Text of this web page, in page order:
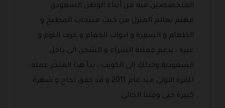
المتخصصين فيه من أبناء الوطن السعودي
مهتم بعالم المنزل من حيث منتجات المطبخ و
الطعام و السفرة و ادوات الحمام و غرف النوم و
غيره ، يدعم عملية الشراء و الشحن الى داخل
السعودية وكذلك إلى الكويت ، بدأ هذا المتجر عمله
للمرة الاولى منذ عام 2011 و قد حقق نجاح و شهرة
كبيرة حتى وقتنا الحالي .